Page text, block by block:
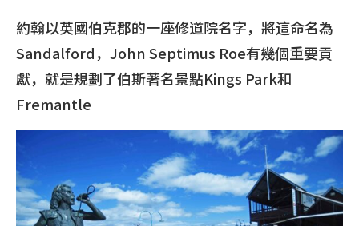
約翰以英國伯克郡的一座修道院名字，將這命名為
Sandalford，John Septimus Roe有幾個重要貢
獻，就是規劃了伯斯著名景點Kings Park和
Fremantle